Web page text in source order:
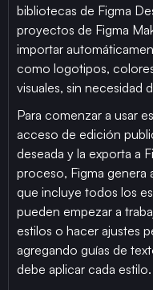
bibliotecas de Figma
proyectos de Figma
importar
como logotipos,
visuales, sin necesidad
Para comenzar a usar
acceso de edición
deseada y la exporta a
proceso, Figma genera
que incluye todos los
pueden empezar a
estilos o hacer ajustes
agregando guías de
debe aplicar cada estilo.